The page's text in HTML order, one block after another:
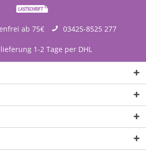
ab 75€ 03425-8525 277
1-2 Tage per DHL